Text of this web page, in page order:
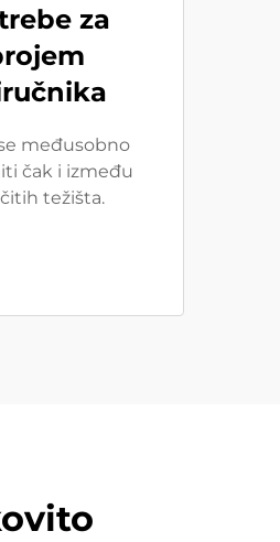
za
međusobno
čak i između
težišta.